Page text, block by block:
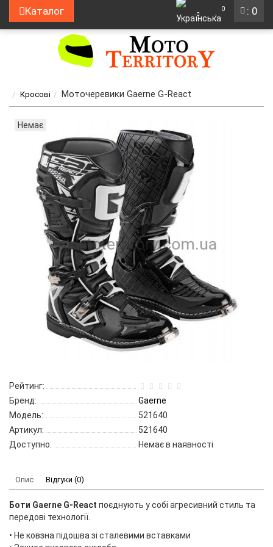
: 0
Каталог 0
Кросові Моточеревики Gaerne G-React
Немає
Рейтинг:
Бренд:
Gaerne
Модель:
521640
Артикул:
521640
Доступно:
Немає в наявності
Опис Відгуки (0)
Боти Gaerne G-React поєднують у собі агресивний стиль та
передові технології.
• Не ковзна підошва зі сталевими вставками